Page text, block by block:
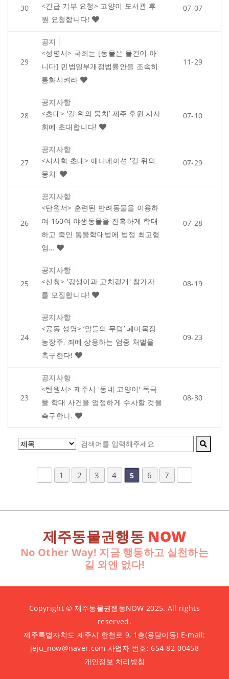
30
<긴급 기부 요청> 고양이 도서관 후
원 요청합니다!
07-07
29
공지
<성명서> 국회는 [동물은 물건이 아
니다] 민법일부개정법률안을 조속히
통화시켜라
11-29
28
공지사항
<초대> ‘길 위의 뭉치’ 제주 후원 시사
회에 초대합니다!
07-10
27
공지사항
<시사회 초대> 애니메이션 '길 위의
뭉치'
07-29
26
공지사항
<탄원서> 훈련된 반려동물을 이용하
여 160여 야생동물을 잔혹하게 학대
하고 죽인 동물학대범에 법정 최고형
엄…
07-28
25
공지사항
<신청> '강생이과 고치걷개' 참가자
를 모집합니다!
08-19
24
공지사항
<공동 성명> ‘말들의 무덤’ 폐마목장
농장주, 죄에 상응하는 엄중 처벌을
촉구한다!
09-23
23
공지사항
<탄원서> 제주시 '동네 고양이' 독극
물 학대 사건을 엄정하게 수사할 것을
촉구한다.
08-30
1 2 3 4 5 6 7
제주동물권행동 NOW
No Other Way! 지금 행동하고 실천하는
길 외엔 없다!
Copyright © 제주동물권행동NOW 2025. All rights
reserved.
제주특별자치도 제주시 한천로 9, 1층(용담이동) E-mail:
jeju_now@naver.com 사업자 번호: 654-82-00458
개인정보 처리방침